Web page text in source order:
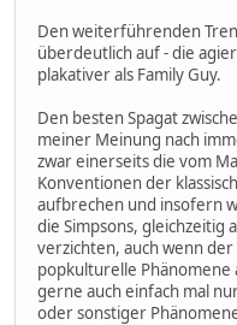
Den weiterführenden
überdeutlich auf - die
plakativer als Family Guy.
Den besten Spagat
meiner Meinung nach
zwar einerseits die vom
Konventionen der
aufbrechen und insofern
die Simpsons, gleichzeitig
verzichten, auch wenn
popkulturelle Phänomene
gerne auch einfach mal
oder sonstiger